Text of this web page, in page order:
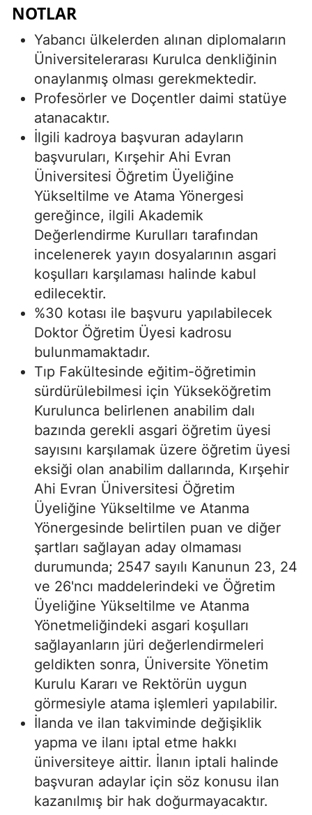
NOTLAR
Yabancı ülkelerden alınan diplomaların
Üniversitelerarası Kurulca denkliğinin
onaylanmış olması gerekmektedir.
Profesörler ve Doçentler daimi statüye
atanacaktır.
İlgili kadroya başvuran adayların
başvuruları, Kırşehir Ahi Evran
Üniversitesi Öğretim Üyeliğine
Yükseltilme ve Atama Yönergesi
gereğince, ilgili Akademik
Değerlendirme Kurulları tarafından
incelenerek yayın dosyalarının asgari
koşulları karşılaması halinde kabul
edilecektir.
%30 kotası ile başvuru yapılabilecek
Doktor Öğretim Üyesi kadrosu
bulunmamaktadır.
Tıp Fakültesinde eğitim-öğretimin
sürdürülebilmesi için Yükseköğretim
Kurulunca belirlenen anabilim dalı
bazında gerekli asgari öğretim üyesi
sayısını karşılamak üzere öğretim üyesi
eksiği olan anabilim dallarında, Kırşehir
Ahi Evran Üniversitesi Öğretim
Üyeliğine Yükseltilme ve Atanma
Yönergesinde belirtilen puan ve diğer
şartları sağlayan aday olmaması
durumunda; 2547 sayılı Kanunun 23, 24
ve 26'ncı maddelerindeki ve Öğretim
Üyeliğine Yükseltilme ve Atanma
Yönetmeliğindeki asgari koşulları
sağlayanların jüri değerlendirmeleri
geldikten sonra, Üniversite Yönetim
Kurulu Kararı ve Rektörün uygun
görmesiyle atama işlemleri yapılabilir.
İlanda ve ilan takviminde değişiklik
yapma ve ilanı iptal etme hakkı
üniversiteye aittir. İlanın iptali halinde
başvuran adaylar için söz konusu ilan
kazanılmış bir hak doğurmayacaktır.